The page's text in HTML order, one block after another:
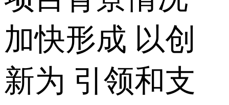
加快形成 以创
新为 引领和支